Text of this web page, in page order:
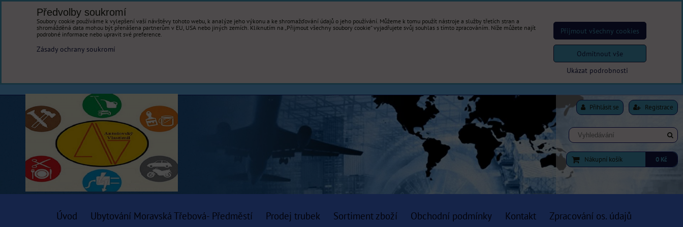
Přihlásit se Registrace
Nákupní košík 0 Kč
Úvod Ubytování Moravská Třebová- Předměstí Prodej trubek Sortiment zboží Obchodní podmínky Kontakt Zpracování os. údajů
Předvolby soukromí
Soubory cookie používáme k vylepšení vaší návštěvy tohoto webu, k analýze jeho výkonu a ke shromažďování údajů o jeho používání. Můžeme k tomu použít nástroje a služby třetích stran a
shromážděná data mohou být přenášena partnerům v EU, USA nebo jiných zemích. Kliknutím na „Přijmout všechny soubory cookie“ vyjadřujete svůj souhlas s tímto zpracováním. Níže můžete najít
podrobné informace nebo upravit své preference.
Zásady ochrany soukromí
Ukázat podrobnosti
Přijmout všechny cookies
Odmítnout vše